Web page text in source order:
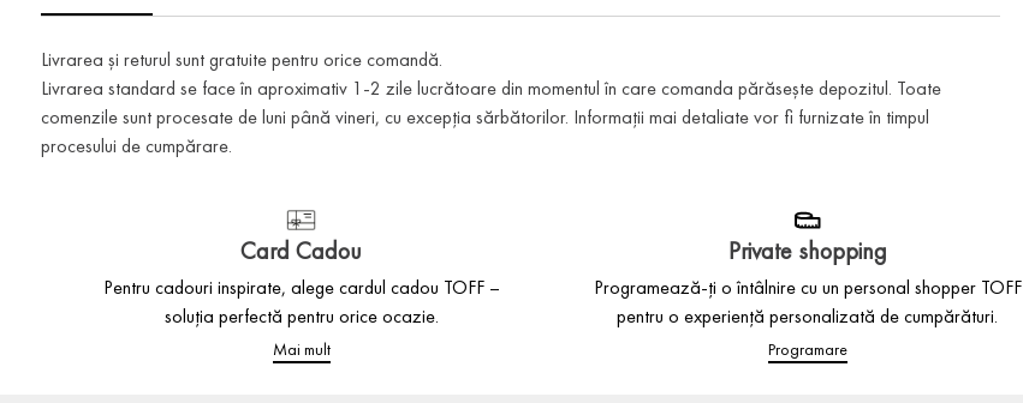
Livrarea și returul sunt gratuite pentru orice comandă.
Livrarea standard se face în aproximativ 1-2 zile lucrătoare din momentul în care comanda părăsește depozitul. Toate
comenzile sunt procesate de luni până vineri, cu excepția sărbătorilor. Informații mai detaliate vor fi furnizate în timpul
procesului de cumpărare.
Card Cadou
Pentru cadouri inspirate, alege cardul cadou TOFF –
soluția perfectă pentru orice ocazie.
Mai mult
Private shopping
Programează-ți o întâlnire cu un personal shopper TOFF
pentru o experiență personalizată de cumpărături.
Programare